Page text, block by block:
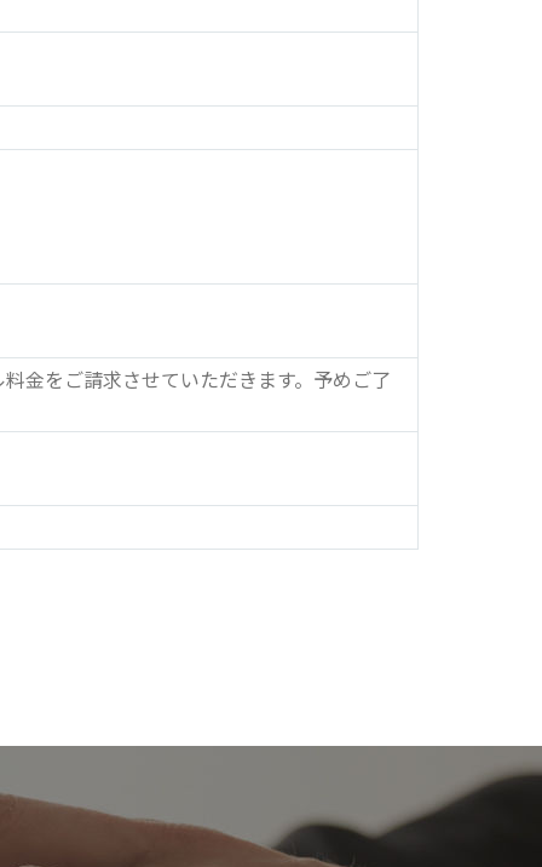
金をご請求させていただきます。予めご了